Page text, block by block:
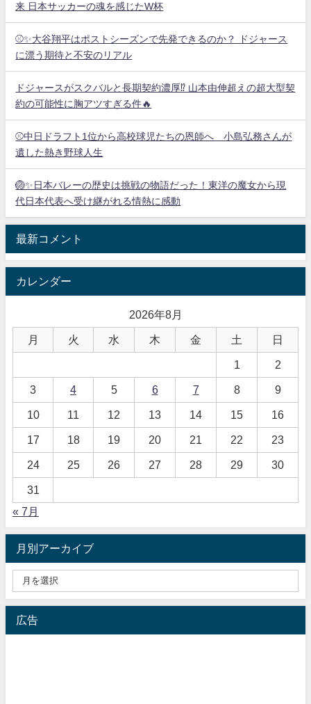
来 日本サッカーの魂を感じたW杯
⚾✨大谷翔平はポストシーズンで先発できるのか？ ドジャース
に漂う期待と不安のリアル
ドジャースがスクバルと長期契約濃厚⁉︎ 山本由伸超えの超大型契
約の可能性に胸アツすぎる件🔥
⚾中日ドラフト1位から高校球児たちの恩師へ 小島弘務さんが
遺した熱き野球人生
🏐✨日本バレーの歴史は挑戦の物語だった！東洋の魔女から現
代日本代表へ受け継がれる情熱に感動
最新コメント
カレンダー
2026年8月
月 火 水 木 金 土 日
1 2
3 4 5 6 7 8 9
10 11 12 13 14 15 16
17 18 19 20 21 22 23
24 25 26 27 28 29 30
31
« 7月
月別アーカイブ
広告